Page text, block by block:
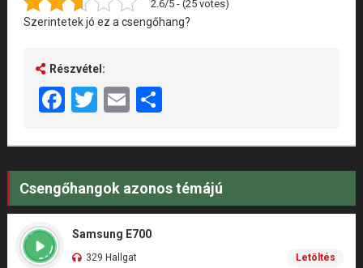
2.6/5 - (25 votes)
Szerintetek jó ez a csengőhang?
Részvétel:
Facebook
Twitter
EmailShare
Csengőhangok azonos témájú
Samsung E700
329 Hallgat Letöltés